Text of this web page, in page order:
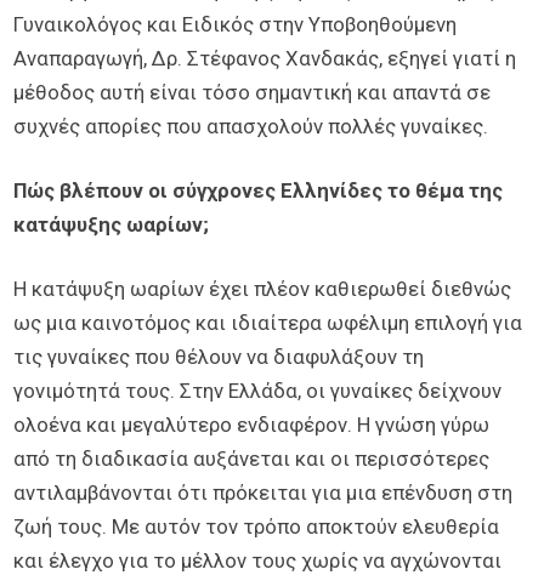
Γυναικολόγος και Ειδικός στην Υποβοηθούμενη
Αναπαραγωγή, Δρ. Στέφανος Χανδακάς, εξηγεί γιατί η
μέθοδος αυτή είναι τόσο σημαντική και απαντά σε
συχνές απορίες που απασχολούν πολλές γυναίκες.
Πώς βλέπουν οι σύγχρονες Ελληνίδες το θέμα της
κατάψυξης ωαρίων;
Η κατάψυξη ωαρίων έχει πλέον καθιερωθεί διεθνώς
ως μια καινοτόμος και ιδιαίτερα ωφέλιμη επιλογή για
τις γυναίκες που θέλουν να διαφυλάξουν τη
γονιμότητά τους. Στην Ελλάδα, οι γυναίκες δείχνουν
ολοένα και μεγαλύτερο ενδιαφέρον. Η γνώση γύρω
από τη διαδικασία αυξάνεται και οι περισσότερες
αντιλαμβάνονται ότι πρόκειται για μια επένδυση στη
ζωή τους. Με αυτόν τον τρόπο αποκτούν ελευθερία
και έλεγχο για το μέλλον τους χωρίς να αγχώνονται